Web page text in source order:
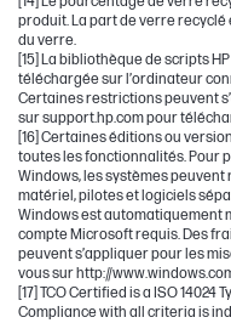
produit. La part de verre
du verre.
[15] La bibliothèque de scripts
téléchargée sur l’ordinateur
Certaines restrictions peuvent
sur support.hp.com pour
[16] Certaines éditions ou
toutes les fonctionnalités. Pour
Windows, les systèmes peuvent
matériel, pilotes et logiciels
Windows est automatiquement
compte Microsoft requis. Des
peuvent s’appliquer pour les
vous sur http://
[17] TCO Certified is a ISO
Compliance with all criteria is